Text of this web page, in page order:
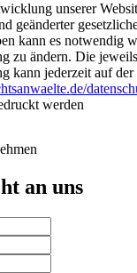
unserer
geänderter
kann es notwendig
zu ändern. Die
kann jederzeit auf der
werden
an uns